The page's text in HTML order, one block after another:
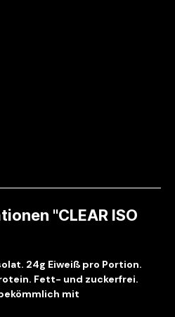
"CLEAR ISO
24g Eiweiß pro Portion.
Fett- und zuckerfrei.
mit